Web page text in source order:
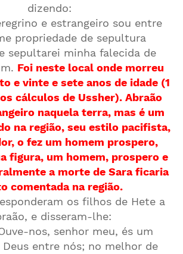
dizendo:
e estrangeiro sou entre
propriedade de sepultura
sepultarei minha falecida de
Foi neste local onde morreu
e vinte e sete anos de idade (1
cálculos de Ussher). Abraão
naquela terra, mas é um
na região, seu estilo pacifista,
o fez um homem prospero,
figura, um homem, prospero e
a morte de Sara ficaria
comentada na região.
os filhos de Hete a
e disseram-lhe:
nos, senhor meu, és um
entre nós; no melhor de